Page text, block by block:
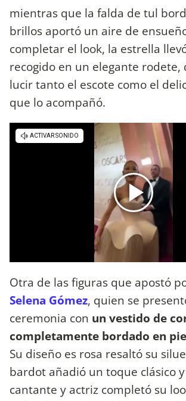
mientras que la falda de tul
brillos aportó un aire de
completar el look, la estrella
recogido en un elegante
lucir tanto el escote como el
que lo acompañó.
Otra de las figuras que apostó
Selena Gómez, quien se
ceremonia con un vestido de
completamente bordado en
Su diseño es rosa resaltó su
bardot añadió un toque clásico
cantante y actriz completó su